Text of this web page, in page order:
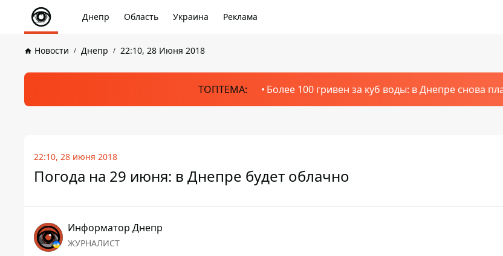
Днепр Область Украина Реклама
Новости Днепр 22:10, 28 Июня 2018
ТОПТЕМА: Более 100 гривен за куб воды: в Днепре снова
22:10, 28 июня 2018
Погода на 29 июня: в Днепре будет облачно
Информатор Днепр
ЖУРНАЛИСТ